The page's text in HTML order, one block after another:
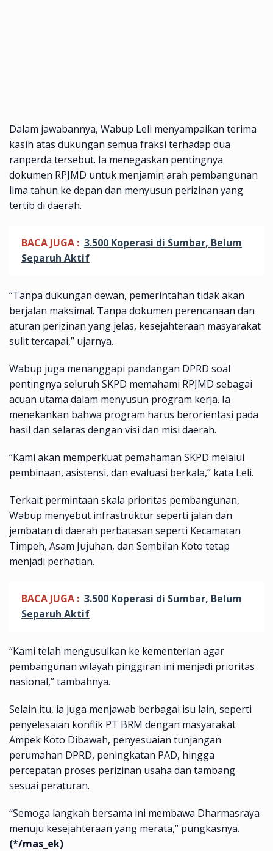
Dalam jawabannya, Wabup Leli menyampaikan terima
kasih atas dukungan semua fraksi terhadap dua
ranperda tersebut. Ia menegaskan pentingnya
dokumen RPJMD untuk menjamin arah pembangunan
lima tahun ke depan dan menyusun perizinan yang
tertib di daerah.
BACA JUGA : 3.500 Koperasi di Sumbar, Belum
Separuh Aktif
“Tanpa dukungan dewan, pemerintahan tidak akan
berjalan maksimal. Tanpa dokumen perencanaan dan
aturan perizinan yang jelas, kesejahteraan masyarakat
sulit tercapai,” ujarnya.
Wabup juga menanggapi pandangan DPRD soal
pentingnya seluruh SKPD memahami RPJMD sebagai
acuan utama dalam menyusun program kerja. Ia
menekankan bahwa program harus berorientasi pada
hasil dan selaras dengan visi dan misi daerah.
“Kami akan memperkuat pemahaman SKPD melalui
pembinaan, asistensi, dan evaluasi berkala,” kata Leli.
Terkait permintaan skala prioritas pembangunan,
Wabup menyebut infrastruktur seperti jalan dan
jembatan di daerah perbatasan seperti Kecamatan
Timpeh, Asam Jujuhan, dan Sembilan Koto tetap
menjadi perhatian.
BACA JUGA : 3.500 Koperasi di Sumbar, Belum
Separuh Aktif
“Kami telah mengusulkan ke kementerian agar
pembangunan wilayah pinggiran ini menjadi prioritas
nasional,” tambahnya.
Selain itu, ia juga menjawab berbagai isu lain, seperti
penyelesaian konflik PT BRM dengan masyarakat
Ampek Koto Dibawah, penyesuaian tunjangan
perumahan DPRD, peningkatan PAD, hingga
percepatan proses perizinan usaha dan tambang
sesuai peraturan.
“Semoga langkah bersama ini membawa Dharmasraya
menuju kesejahteraan yang merata,” pungkasnya.
(*/mas_ek)